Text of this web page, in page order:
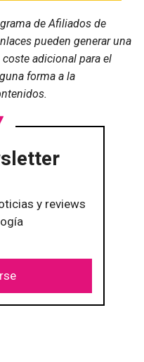
de Afiliados de
pueden generar una
adicional para el
forma a la
y reviews